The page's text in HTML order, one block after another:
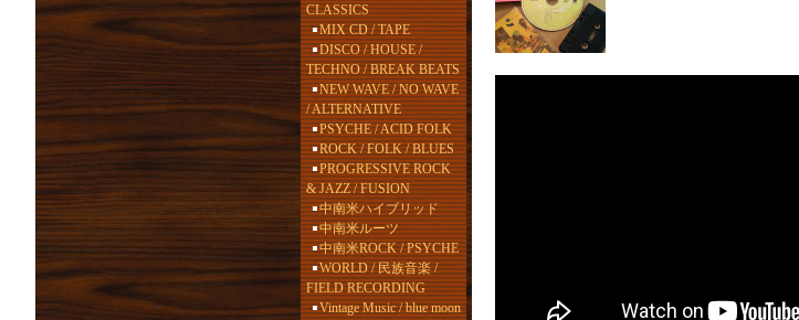
CLASSICS
MIX CD / TAPE
DISCO / HOUSE /
TECHNO / BREAK BEATS
NEW WAVE / NO WAVE
/ ALTERNATIVE
PSYCHE / ACID FOLK
ROCK / FOLK / BLUES
PROGRESSIVE ROCK
& JAZZ / FUSION
中南米ハイブリッド
中南米ルーツ
中南米ROCK / PSYCHE
WORLD / 民族音楽 /
FIELD RECORDING
Vintage Music / blue moon